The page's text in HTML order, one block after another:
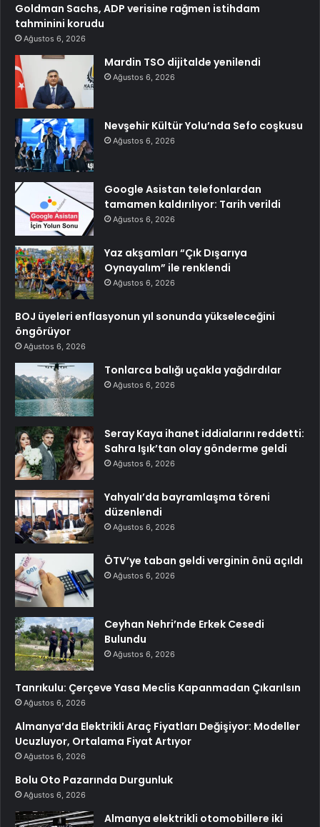
Goldman Sachs, ADP verisine rağmen istihdam
tahminini korudu
Ağustos 6, 2026
Mardin TSO dijitalde yenilendi
Ağustos 6, 2026
Nevşehir Kültür Yolu’nda Sefo coşkusu
Ağustos 6, 2026
Google Asistan telefonlardan
tamamen kaldırılıyor: Tarih verildi
Ağustos 6, 2026
Yaz akşamları “Çık Dışarıya
Oynayalım” ile renklendi
Ağustos 6, 2026
BOJ üyeleri enflasyonun yıl sonunda yükseleceğini
öngörüyor
Ağustos 6, 2026
Tonlarca balığı uçakla yağdırdılar
Ağustos 6, 2026
Seray Kaya ihanet iddialarını reddetti:
Sahra Işık’tan olay gönderme geldi
Ağustos 6, 2026
Yahyalı’da bayramlaşma töreni
düzenlendi
Ağustos 6, 2026
ÖTV’ye taban geldi verginin önü açıldı
Ağustos 6, 2026
Ceyhan Nehri’nde Erkek Cesedi
Bulundu
Ağustos 6, 2026
Tanrıkulu: Çerçeve Yasa Meclis Kapanmadan Çıkarılsın
Ağustos 6, 2026
Almanya’da Elektrikli Araç Fiyatları Değişiyor: Modeller
Ucuzluyor, Ortalama Fiyat Artıyor
Ağustos 6, 2026
Bolu Oto Pazarında Durgunluk
Ağustos 6, 2026
Almanya elektrikli otomobillere iki